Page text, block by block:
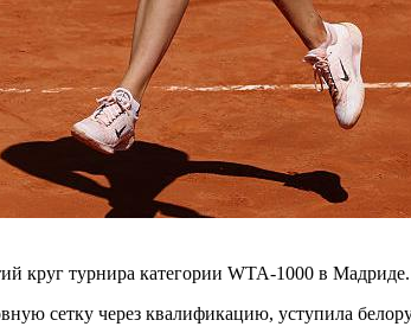
круг турнира категории WTA-1000 в Мадриде.
сетку через квалификацию, уступила